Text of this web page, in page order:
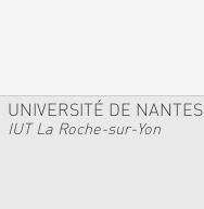
UNIVERSITÉ DE NANTES
IUT La Roche-sur-Yon